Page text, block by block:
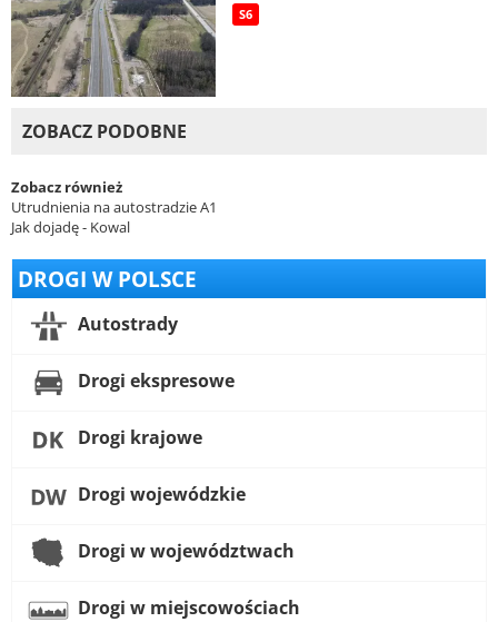
S6
ZOBACZ PODOBNE
Zobacz również
Utrudnienia na autostradzie A1
Jak dojadę - Kowal
DROGI W POLSCE
Autostrady
Drogi ekspresowe
Drogi krajowe
Drogi wojewódzkie
Drogi w województwach
Drogi w miejscowościach